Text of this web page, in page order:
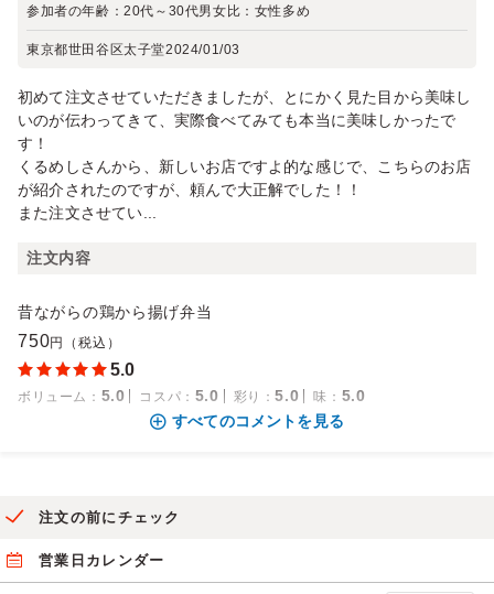
参加者の年齢：20代～30代男女比： 女性多め
東京都世田谷区太子堂2024/01/03
初めて注文させていただきましたが、とにかく見た目から美味し
いのが伝わってきて、実際食べてみても本当に美味しかったで
す！
くるめしさんから、新しいお店ですよ的な感じで、こちらのお店
が紹介されたのですが、頼んで大正解でした！！
また注文させてい...
注文内容
昔ながらの鶏から揚げ弁当
750円（税込）
5.0
ボリューム ： 5.0 コスパ ： 5.0 彩り ：5.0 味 ： 5.0
すべてのコメントを見る
注文の前にチェック
営業日カレンダー